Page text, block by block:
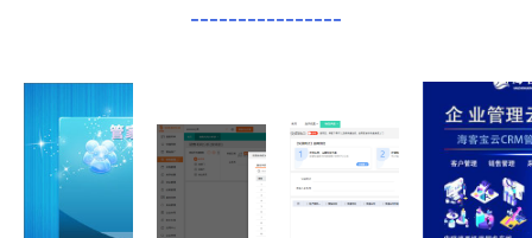
----------------